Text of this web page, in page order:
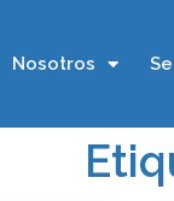
Nosotros